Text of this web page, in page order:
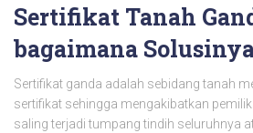
Sertifikat Tanah
bagaimana
Sertifikat ganda adalah sebidang tanah
sertifikat sehingga mengakibatkan
saling terjadi tumpang tindih seluruhnya